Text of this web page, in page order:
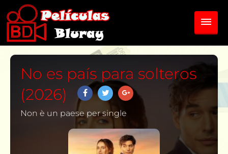
No es país para solteros
(2026)
Non è un paese per single